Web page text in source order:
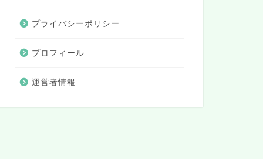
プライバシーポリシー
プロフィール
運営者情報